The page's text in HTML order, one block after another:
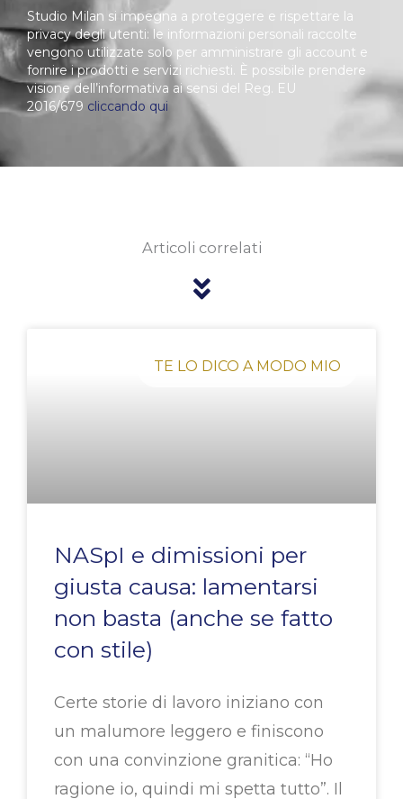
Studio Milan si impegna a proteggere e rispettare la
privacy degli utenti: le informazioni personali raccolte
vengono utilizzate solo per amministrare gli account e
fornire i prodotti e servizi richiesti. È possibile prendere
visione dell’informativa ai sensi del Reg. EU
2016/679 cliccando qui
Articoli correlati
TE LO DICO A MODO MIO
NASpI e dimissioni per
giusta causa: lamentarsi
non basta (anche se fatto
con stile)
Certe storie di lavoro iniziano con
un malumore leggero e finiscono
con una convinzione granitica: “Ho
ragione io, quindi mi spetta tutto”. Il